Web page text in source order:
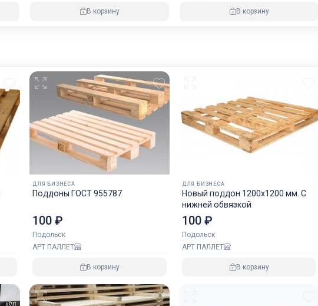
В корзину В корзину
ДЛЯ БИЗНЕСА
Поддоны ГОСТ 955787
100 ₽
Подольск
АРТ ПАЛЛЕТ
В корзину
ДЛЯ БИЗНЕСА
Новый поддон 1200х1200 мм. C
нижней обвязкой
100 ₽
Подольск
АРТ ПАЛЛЕТ
В корзину